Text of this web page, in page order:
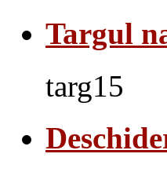
Targul
targ15